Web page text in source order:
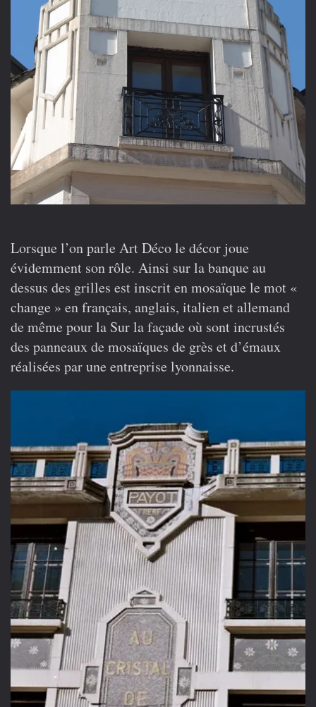
Lorsque l’on parle Art Déco le décor joue
évidemment son rôle. Ainsi sur la banque au
dessus des grilles est inscrit en mosaïque le mot «
change » en français, anglais, italien et allemand
de même pour la Sur la façade où sont incrustés
des panneaux de mosaïques de grès et d’émaux
réalisées par une entreprise lyonnaisse.